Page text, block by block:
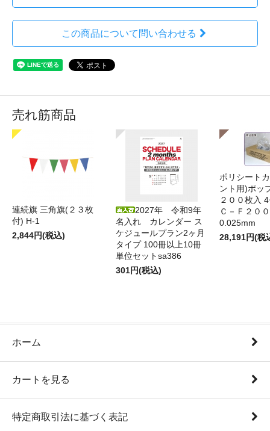
この商品について問い合わせる
売れ筋商品
連続旗 三角旗(２３枚
付) H-1
2,844円(税込)
2027年 令和9年
名入れ カレンダー ス
ケジュールプラン2ヶ月
タイプ 100冊以上10冊
単位セットsa386
301円(税込)
ポリシート
ント用)ポッ
２００枚入
Ｃ－Ｆ２０
0.025mm
28,191円(税
ホーム
カートを見る
特定商取引法に基づく表記